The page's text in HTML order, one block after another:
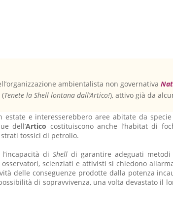
ambientalista non governativa
(Tenete la Shell lontana dall’Artico!), attivo già da
estate e interesserebbero aree abitate da
dell’Artico costituiscono anche l’habitat di
tossici di petrolio.
diShell di garantire adeguati
scienziati e attivisti si chiedono
delle conseguenze prodotte dalla potenza
di sopravvivenza, una volta devastato il